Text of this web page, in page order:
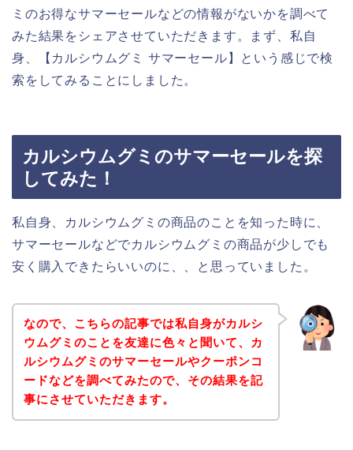
ミのお得なサマーセールなどの情報がないかを調べて
みた結果をシェアさせていただきます。まず、私自
身、【カルシウムグミ サマーセール】という感じで検
索をしてみることにしました。
カルシウムグミのサマーセールを探
してみた！
私自身、カルシウムグミの商品のことを知った時に、
サマーセールなどでカルシウムグミの商品が少しでも
安く購入できたらいいのに、、と思っていました。
なので、こちらの記事では私自身がカルシ
ウムグミのことを友達に色々と聞いて、カ
ルシウムグミのサマーセールやクーポンコ
ードなどを調べてみたので、その結果を記
事にさせていただきます。